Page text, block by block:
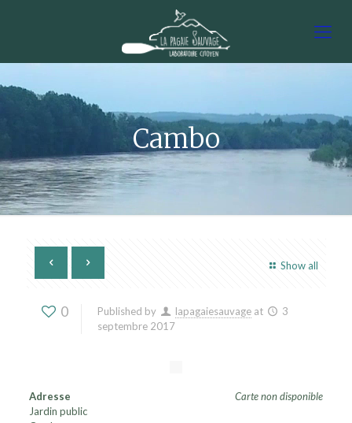
Cambo
Show all
0 Published by lapagaiesauvage at
3
septembre 2017
Carte non disponible
Adresse
Jardin public